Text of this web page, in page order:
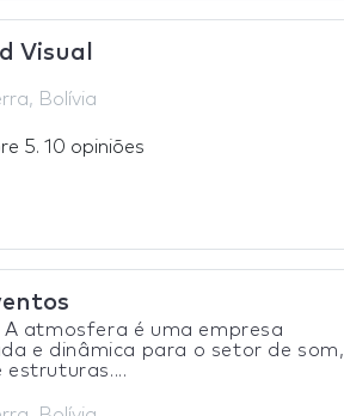
Visual
Bolívia
5. 10 opiniões
A atmosfera é uma empresa
e dinâmica para o setor de som,
estruturas....